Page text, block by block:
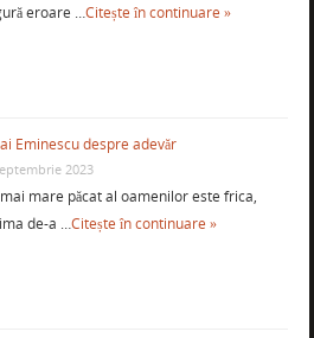
eroare …Citește în continuare »
Eminescu despre adevăr
2023
mare păcat al oamenilor este frica,
de-a …Citește în continuare »